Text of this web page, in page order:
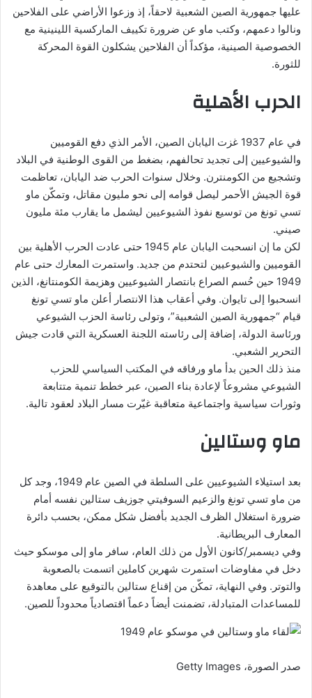
عليها جمهورية الصين الشعبية لاحقاً، إذ وزعوا الأراضي على الفلاحين
ونالوا دعمهم، وكتب ماو عن ضرورة تكييف الماركسية اللينينية مع
الخصوصية الصينية، مؤكداً أن الفلاحين يشكلون القوة المحركة
للثورة.
الحرب الأهلية
في عام 1937 غزت اليابان الصين، الأمر الذي دفع القوميين
والشيوعيين إلى تجديد تحالفهم، بضغط من القوى الوطنية في البلاد
وتشجيع من الكومنترن. وخلال سنوات الحرب ضد اليابان، تعاظمت
قوة الجيش الأحمر ليصل قوامه إلى نحو مليون مقاتل، وتمكّن ماو
تسي تونغ من توسيع نفوذ الشيوعيين ليشمل ما يقارب مئة مليون
صيني.
لكن ما إن انسحبت اليابان عام 1945 حتى عادت الحرب الأهلية بين
القوميين والشيوعيين لتحتدم من جديد. واستمرت المعارك حتى عام
1949 حين حُسم الصراع بانتصار الشيوعيين وهزيمة الكومنتانغ، الذين
انسحبوا إلى تايوان. وفي أعقاب هذا الانتصار أعلن ماو تسي تونغ
قيام “جمهورية الصين الشعبية”، وتولى رئاسة الحزب الشيوعي
ورئاسة الدولة، إضافة إلى رئاسته اللجنة العسكرية التي قادت جيش
التحرير الشعبي.
منذ ذلك الحين بدأ ماو ورفاقه في المكتب السياسي للحزب
الشيوعي مشروعاً لإعادة بناء الصين، عبر خطط تنمية متتابعة
وثورات سياسية واجتماعية متعاقبة غيّرت مسار البلاد لعقود تالية.
ماو وستالين
بعد استيلاء الشيوعيين على السلطة في الصين عام 1949، وجد كل
من ماو تسي تونغ والزعيم السوفيتي جوزيف ستالين نفسه أمام
ضرورة استغلال الظرف الجديد بأفضل شكل ممكن، بحسب دائرة
المعارف البريطانية.
وفي ديسمبر/كانون الأول من ذلك العام، سافر ماو إلى موسكو حيث
دخل في مفاوضات استمرت شهرين كاملين اتسمت بالصعوبة
والتوتر. وفي النهاية، تمكّن من إقناع ستالين بالتوقيع على معاهدة
للمساعدات المتبادلة، تضمنت أيضاً دعماً اقتصادياً محدوداً للصين.
صدر الصورة، Getty Images